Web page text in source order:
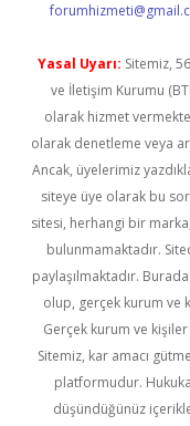
Yasal Uyarı: Sitemiz,
ve İletişim Kurumu
olarak hizmet
olarak denetleme veya
Ancak, üyelerimiz
siteye üye olarak bu
sitesi, herhangi bir
bulunmamaktadır.
paylaşılmaktadır.
olup, gerçek kurum ve
Gerçek kurum ve
Sitemiz, kar amacı
platformudur.
düşündüğünüz